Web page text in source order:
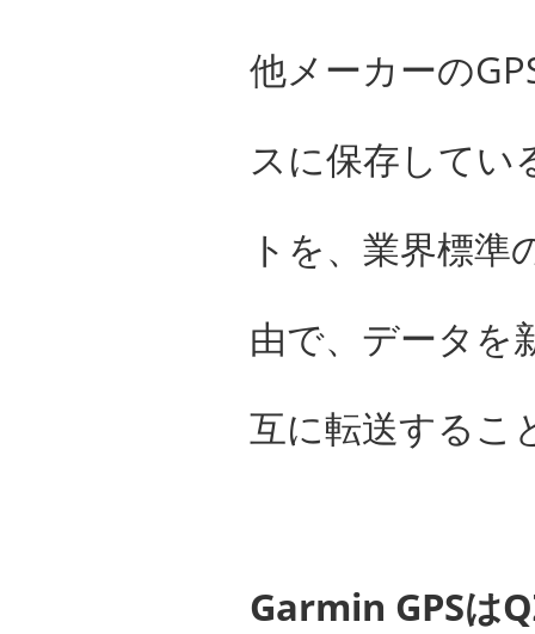
他メーカーの
スに保存してい
トを、業界標
由で、データを
互に転送するこ
Garmin GPSは